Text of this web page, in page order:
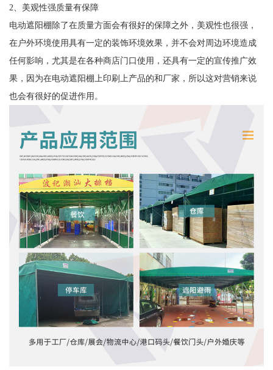
2、美观性强质量有保障
电动遮阳棚除了在质量方面会有很好的保障之外，美观性也很强，
在户外环境使用具有一定的装饰环境效果，并不会对周边环境造成
任何影响，尤其是在各种商店门口使用，还具有一定的宣传推广效
果，因为在电动遮阳棚上印刷上产品的和厂家，所以这对营销来说
也会有很好的促进作用。